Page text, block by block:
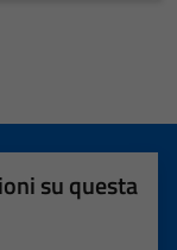
su questa